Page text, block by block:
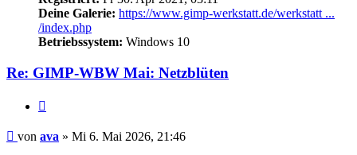
Deine Galerie: https://www.gimp-werkstatt.de/werkstatt ...
/index.php
Betriebssystem: Windows 10
Re: GIMP-WBW Mai: Netzblüten
Beitrag
von ava » Mi 6. Mai 2026, 21:46